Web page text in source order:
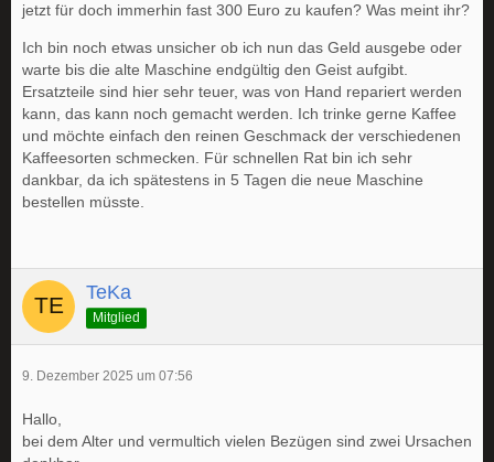
jetzt für doch immerhin fast 300 Euro zu kaufen? Was meint ihr?
Ich bin noch etwas unsicher ob ich nun das Geld ausgebe oder
warte bis die alte Maschine endgültig den Geist aufgibt.
Ersatzteile sind hier sehr teuer, was von Hand repariert werden
kann, das kann noch gemacht werden. Ich trinke gerne Kaffee
und möchte einfach den reinen Geschmack der verschiedenen
Kaffeesorten schmecken. Für schnellen Rat bin ich sehr
dankbar, da ich spätestens in 5 Tagen die neue Maschine
bestellen müsste.
TeKa
Mitglied
9. Dezember 2025 um 07:56
Hallo,
bei dem Alter und vermultich vielen Bezügen sind zwei Ursachen